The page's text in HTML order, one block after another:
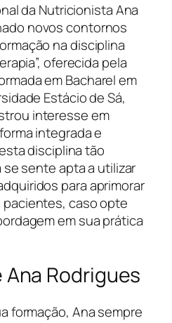
da Nutricionista Ana
novos contornos
na disciplina
oferecida pela
em Bacharel em
Estácio de Sá,
interesse em
integrada e
disciplina tão
se sente apta a utilizar
para aprimorar
caso opte
em sua prática
Ana Rodrigues
formação, Ana sempre